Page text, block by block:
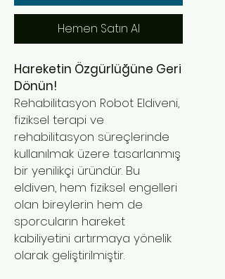
Hemen Satın Al
Hareketin Özgürlüğüne Geri
Dönün!
Rehabilitasyon Robot Eldiveni,
fiziksel terapi ve
rehabilitasyon süreçlerinde
kullanılmak üzere tasarlanmış
bir yenilikçi üründür. Bu
eldiven, hem fiziksel engelleri
olan bireylerin hem de
sporcuların hareket
kabiliyetini artırmaya yönelik
olarak geliştirilmiştir.